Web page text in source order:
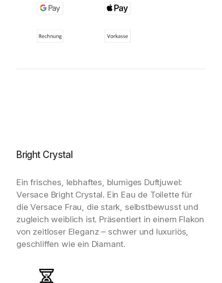
Bright Crystal
Ein frisches, lebhaftes, blumiges Duftjuwel:
Versace Bright Crystal. Ein Eau de Toilette für
die Versace Frau, die stark, selbstbewusst und
zugleich weiblich ist. Präsentiert in einem Flakon
von zeitloser Eleganz – schwer und luxuriös,
geschliffen wie ein Diamant.